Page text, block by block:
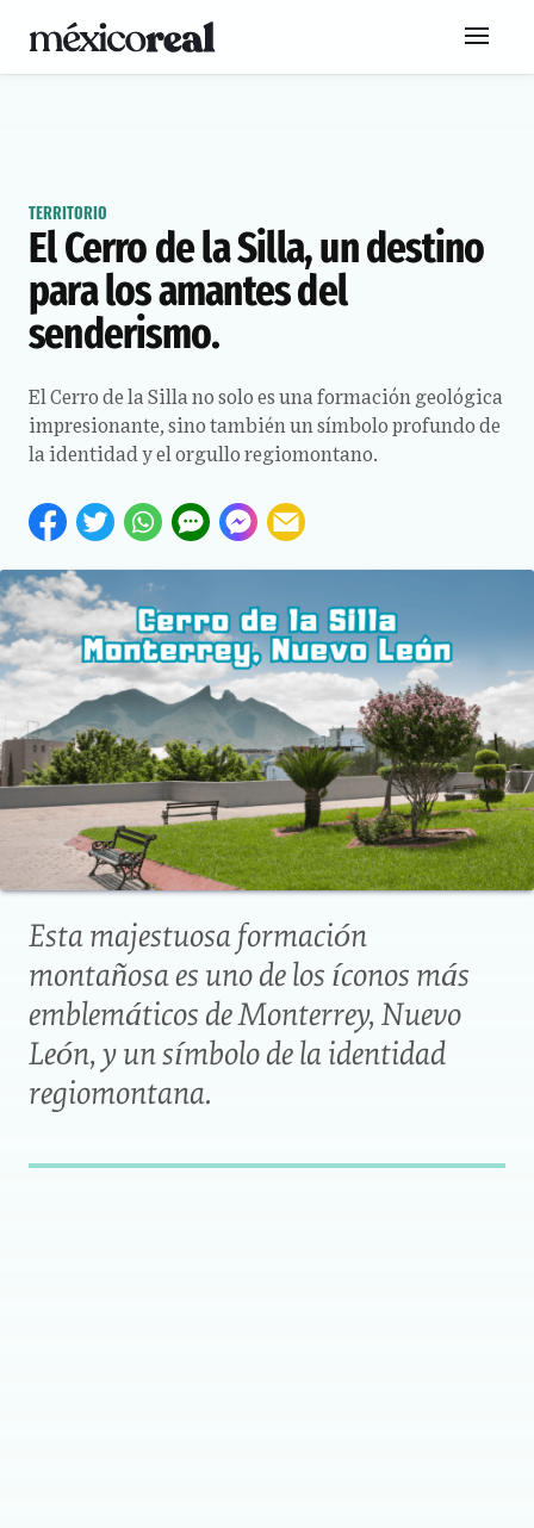
TERRITORIO
El Cerro de la Silla, un destino
para los amantes del
senderismo.
El Cerro de la Silla no solo es una formación geológica
impresionante, sino también un símbolo profundo de
la identidad y el orgullo regiomontano.
Esta majestuosa formación
montañosa es uno de los íconos más
emblemáticos de Monterrey, Nuevo
León, y un símbolo de la identidad
regiomontana.